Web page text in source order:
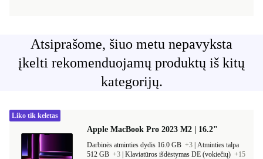
Atsiprašome, šiuo metu nepavyksta
įkelti rekomenduojamų produktų iš kitų
kategorijų.
Apple MacBook Pro 2023 M2 | 16.2"
Darbinės atminties dydis 16.0 GB +3 Atminties talpa
512 GB +3 Klaviatūros išdėstymas DE (vokiečių) +15
Liko tik keletas